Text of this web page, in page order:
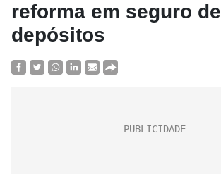
reforma em seguro de
depósitos